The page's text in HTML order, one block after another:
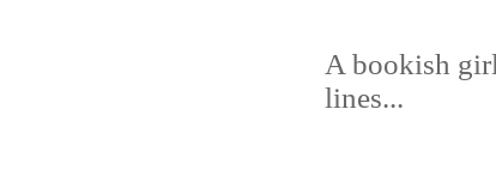
A bookish
lines...